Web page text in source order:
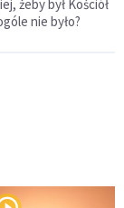
żeby był Kościół
nie było?